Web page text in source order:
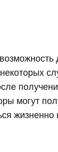
могут